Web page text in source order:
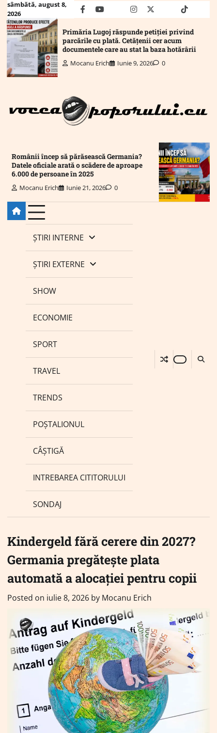
Skip
content
sâmbătă, august 8,
2026
facebookyoutubeMailinstagram
twitter truthtiktok
Primăria Lugoj răspunde petiției privind
parcările cu plată. Cetățenii cer acum
documentele care au stat la baza hotărârii
Mocanu Erich Iunie 9, 2026 0
Românii încep să părăsească Germania?
Datele oficiale arată o scădere de aproape
6.000 de persoane în 2025
Mocanu Erich Iunie 21, 2026 0
ȘTIRI INTERNE
ȘTIRI EXTERNE
SHOW
ECONOMIE
SPORT
TRAVEL
TRENDS
POȘTALIONUL
CÂȘTIGĂ
INTREBAREA CITITORULUI
SONDAJ
Kindergeld fără cerere din 2027?
Germania pregătește plata
automată a alocației pentru copii
Posted on iulie 8, 2026 by Mocanu Erich